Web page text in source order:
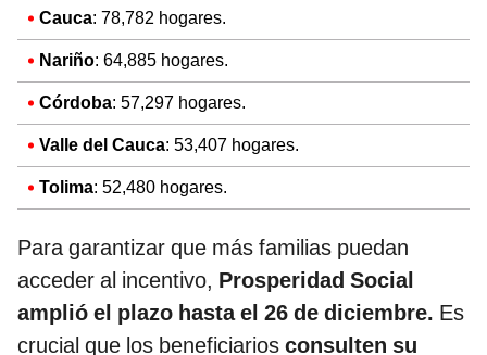
Cauca: 78,782 hogares.
Nariño: 64,885 hogares.
Córdoba: 57,297 hogares.
Valle del Cauca: 53,407 hogares.
Tolima: 52,480 hogares.
Para garantizar que más familias puedan
acceder al incentivo, Prosperidad Social
amplió el plazo hasta el 26 de diciembre. Es
crucial que los beneficiarios consulten su